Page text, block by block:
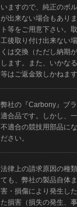
いますので、純正のボ
が出来ない場合もあり
ト等をご用意下さい。
工後取り付け出来ない
くは交換（ただし納期
します。また、いかな
等はご返金致しかねます
弊社の『Carbony』ブ
適合品です。しかし、
不適合の競技用部品に
ださい。
法律上の請求原因の種
ても、弊社の製品自体
害・損傷により発生し
た損害（損失の発生、